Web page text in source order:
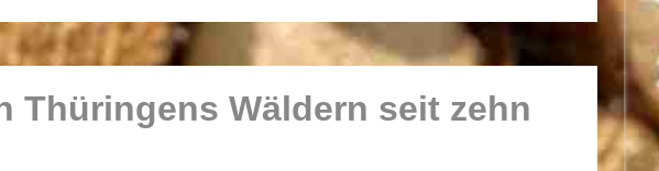
Thüringens Wäldern seit zehn